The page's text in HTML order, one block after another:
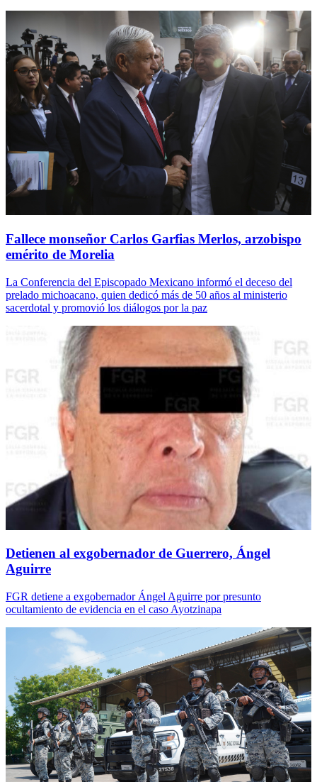
Fallece monseñor Carlos Garfias Merlos, arzobispo
emérito de Morelia
La Conferencia del Episcopado Mexicano informó el deceso del
prelado michoacano, quien dedicó más de 50 años al ministerio
sacerdotal y promovió los diálogos por la paz
Detienen al exgobernador de Guerrero, Ángel
Aguirre
FGR detiene a exgobernador Ángel Aguirre por presunto
ocultamiento de evidencia en el caso Ayotzinapa